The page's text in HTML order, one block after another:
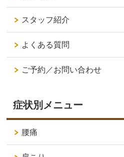
スタッフ紹介
よくある質問
ご予約／お問い合わせ
症状別メニュー
腰痛